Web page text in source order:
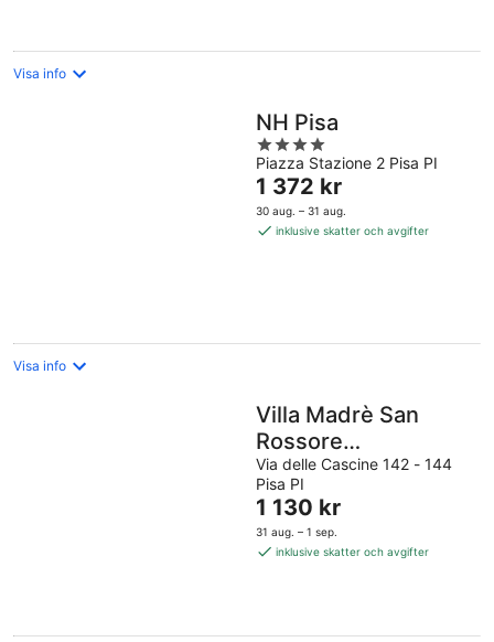
Visa info
NH Pisa
4
out
of
5
Piazza Stazione 2 Pisa PI
Priset
är
1 372 kr
1 372 kr
30 aug. – 31 aug.
inklusive skatter och avgifter
Visa info
Villa Madrè San
Rossore
Apartments
Via delle Cascine 142 - 144
Pisa PI
Priset
är
1 130 kr
1 130 kr
31 aug. – 1 sep.
inklusive skatter och avgifter